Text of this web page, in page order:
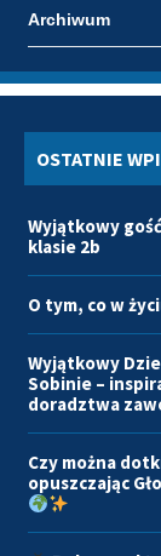
Archiwum
OSTATNIE
Wyjątkowy
klasie 2b
O tym, co w
Wyjątkowy
Sobinie –
doradztwa
Czy można
opuszczając